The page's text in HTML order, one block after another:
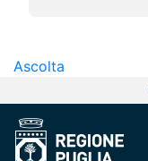
Ascolta